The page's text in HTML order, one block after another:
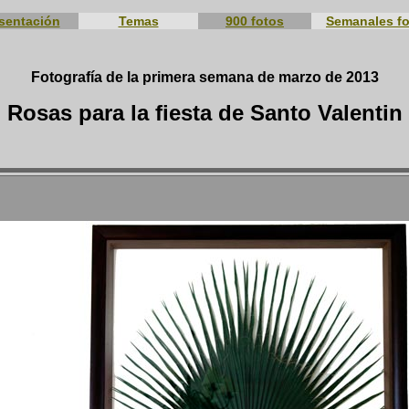
Temas 900 fotos Semanales
Fotografía de la primera semana de marzo de 2013
Rosas para la fiesta de Santo Valentin